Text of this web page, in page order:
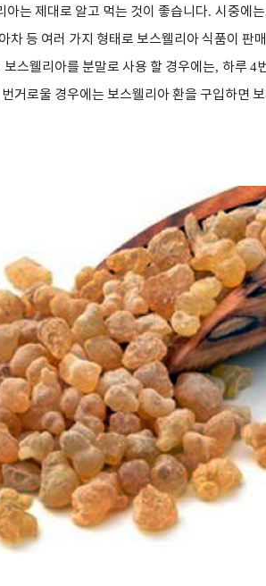
는 제대로 알고 먹는 것이 좋습니다. 시중에는
차 등 여러 가지 형태로 보스웰리아 식품이 판
보스웰리아를 분말로 사용 할 경우에는, 하루 4
거로울 경우에는 보스웰리아 환을 구입하면 보